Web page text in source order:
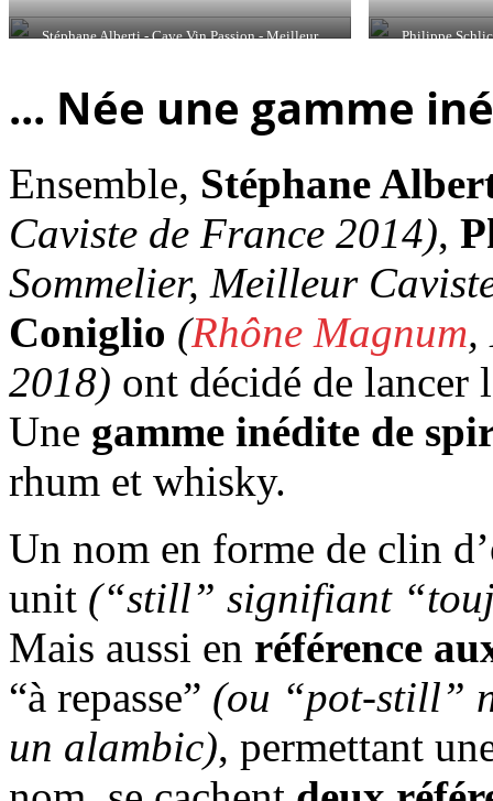
Stéphane Alberti - Cave Vin Passion - Meilleur
Philippe
... Née une gamme
Ensemble, Stéphane
Caviste de France 2014),
Sommelier, Meilleur
Coniglio (Rhône Magnum,
2018) ont décidé de lancer
Une gamme inédite de
rhum et whisky.
Un nom en forme de clin
unit (“still” signifiant
Mais aussi en référence
“à repasse” (ou “pot-still”
un alambic), permettant